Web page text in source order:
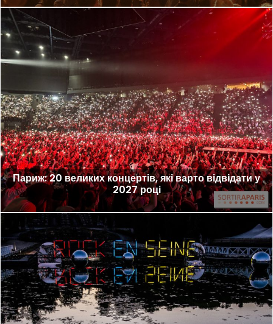
Париж: 20 великих концертів, які варто відвідати у
2027 році